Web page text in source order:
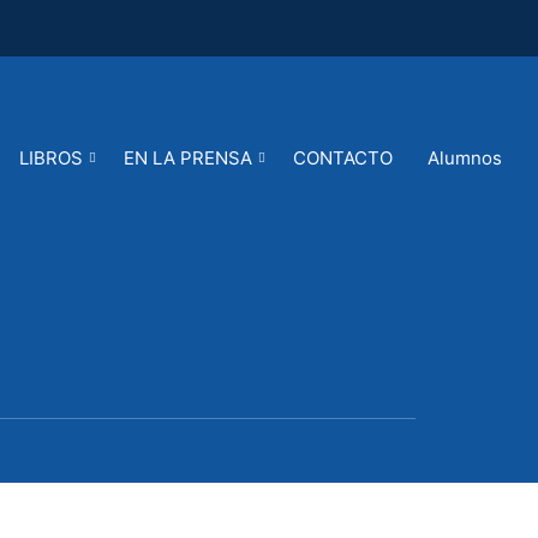
LIBROS EN LA PRENSA CONTACTO Alumnos